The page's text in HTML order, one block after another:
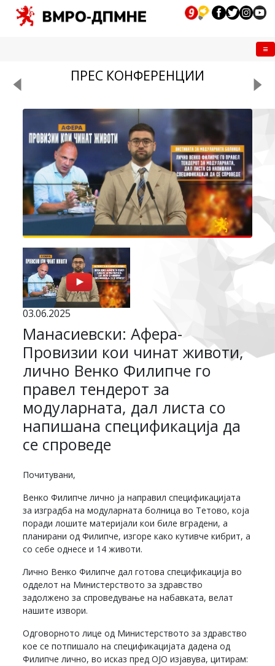
ПРЕС КОНФЕРЕНЦИИ
03.06.2025
Манасиевски: Афера-
Провизии кои чинат животи,
лично Венко Филипче го
правел тендерот за
модуларната, дал листа со
напишана спецификација да
се спроведе
Почитувани,
Венко Филипче лично ја направил спецификацијата
за изградба на модуларната болница во Тетово, која
поради лошите материјали кои биле вградени, а
планирани од Филипче, изгоре како кутивче кибрит, а
со себе однесе и 14 животи.
Лично Венко Филипче дал готова спецификација во
одделот на Министерството за здравство
задолжено за спроведување на набавката, велат
нашите извори.
Одговорното лице од Министерството за здравство
кое се потпишало на спецификацијата дадена од
Филипче лично, во исказ пред ОЈО изјавува, цитирам: